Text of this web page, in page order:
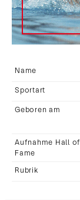
Name
Sportart
Geboren am
Aufnahme Hall of
Fame
Rubrik